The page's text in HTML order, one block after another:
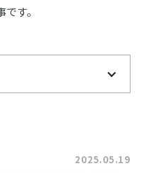
す。
2025.05.19